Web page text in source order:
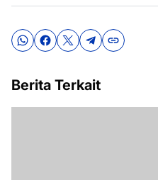
Berita Terkait